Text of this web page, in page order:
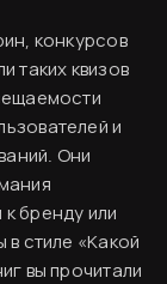
конкурсов
таких квизов
и
Они
бренду или
стиле «Какой
вы прочитали